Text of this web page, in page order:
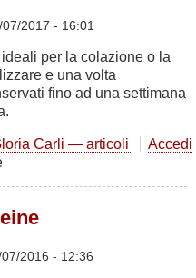
2017 - 16:01
per la colazione o la
e una volta
fino ad una settimana
Carli — articoli
Accedi
2016 - 12:36